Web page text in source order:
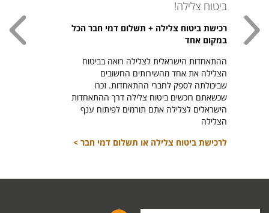
ביטוח צלילה!
רכישת ביטוח צלילה + תשלום דמי חבר הכל
במקום אחד
ההתאחדות הישראלית לצלילה רואה בביטוח
הצלילה את אחד מהשירותים החשובים
שביכולתה לספק לחברי ההתאחדות. זכרו
שכשאתם רוכשים ביטוח צלילה דרך ההתאחדות
הישראלים לצלילה אתם תורמים לפיתוח ענף
הצלילה
לרכישת ביטוח צלילה או תשלום דמי חבר >